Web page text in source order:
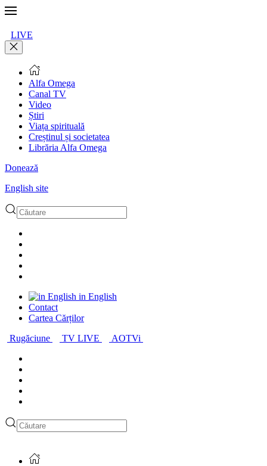
LIVE
Alfa Omega
Canal TV
Video
Știri
Viața spirituală
Creștinul și societatea
Librăria Alfa Omega
Donează
English site
in English
Contact
Cartea Cărților
Rugăciune
TV LIVE AOTVi